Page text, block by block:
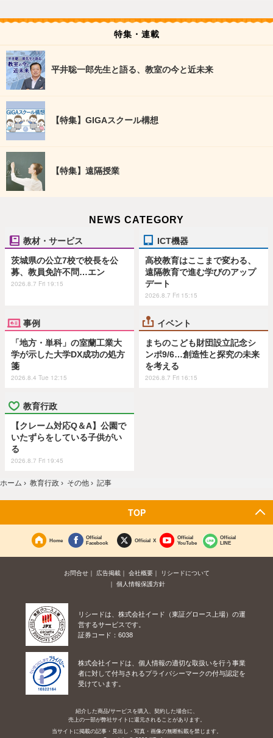
特集・連載
平井聡一郎先生と語る、教室の今と近未来
【特集】GIGAスクール構想
【特集】遠隔授業
NEWS CATEGORY
教材・サービス
茨城県の公立7校で校長を公
募、教員免許不問…エン
2026.8.7 Fri 19:15
ICT機器
高校教育はここまで変わる、
遠隔教育で進む学びのアップ
デート
2026.8.7 Fri 15:15
事例
「地方・単科」の室蘭工業大
学が示した大学DX成功の処方
箋
2026.8.4 Tue 12:15
イベント
まちのこども財団設立記念シ
ンポ9/6…創造性と探究の未来
を考える
2026.8.7 Fri 16:15
教育行政
【クレーム対応Q＆A】公園で
いたずらをしている子供がい
る
2026.8.7 Fri 19:45
ホーム › 教育行政 › その他 › 記事
TOP
Home
Official
Facebook
Official X
Official
YouTube
Official
LINE
お問合せ 広告掲載 会社概要
リシードについて
個人情報保護方針
リシードは、株式会社イード（東証グロース上場）の運
営するサービスです。
証券コード：6038
株式会社イードは、個人情報の適切な取扱いを行う事業
者に対して付与されるプライバシーマークの付与認定を
受けています。
紹介した商品/サービスを購入、契約した場合に、
売上の一部が弊社サイトに還元されることがあります。
当サイトに掲載の記事・見出し・写真・画像の無断転載を禁じます。